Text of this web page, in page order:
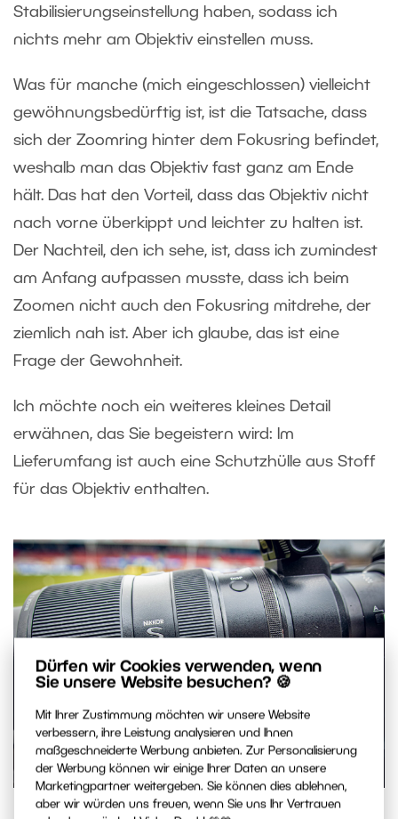
Dürfen wir Cookies verwenden, wenn
Sie unsere Website besuchen? 🍪
Mit Ihrer Zustimmung möchten wir unsere Website
verbessern, ihre Leistung analysieren und Ihnen
maßgeschneiderte Werbung anbieten. Zur Personalisierung
der Werbung können wir einige Ihrer Daten an unsere
Marketingpartner weitergeben. Sie können dies ablehnen,
aber wir würden uns freuen, wenn Sie uns Ihr Vertrauen
Stabilisierungseinstellung haben, sodass ich
nichts mehr am Objektiv einstellen muss.
Was für manche (mich eingeschlossen) vielleicht
gewöhnungsbedürftig ist, ist die Tatsache, dass
sich der Zoomring hinter dem Fokusring befindet,
weshalb man das Objektiv fast ganz am Ende
hält. Das hat den Vorteil, dass das Objektiv nicht
nach vorne überkippt und leichter zu halten ist.
Der Nachteil, den ich sehe, ist, dass ich zumindest
am Anfang aufpassen musste, dass ich beim
Zoomen nicht auch den Fokusring mitdrehe, der
ziemlich nah ist. Aber ich glaube, das ist eine
Frage der Gewohnheit.
Ich möchte noch ein weiteres kleines Detail
erwähnen, das Sie begeistern wird: Im
Lieferumfang ist auch eine Schutzhülle aus Stoff
für das Objektiv enthalten.
Von links nach rechts: Zoomring, Fokusring und Steuerring